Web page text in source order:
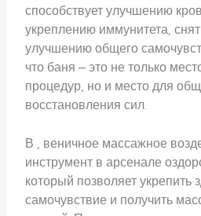
способствует улучшению
укреплению иммунитета,
улучшению общего
что баня – это не только
процедур, но и место для
восстановления сил.
В , веничное массажное
инструмент в арсенале
который позволяет укрепить
самочувствие и получить